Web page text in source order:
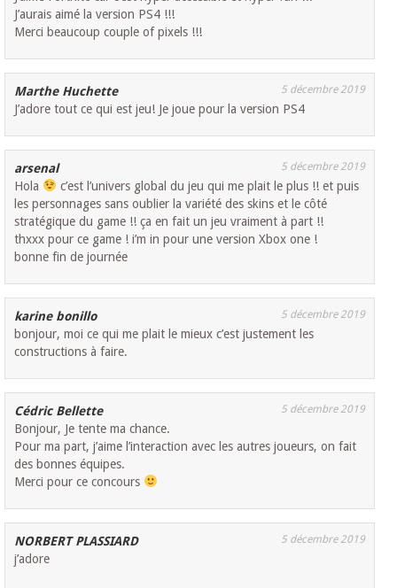
J’aurais aimé la version PS4 !!!
Merci beaucoup couple of pixels !!!
Marthe Huchette 5 décembre 2019
J’adore tout ce qui est jeu! Je joue pour la version PS4
arsenal 5 décembre 2019
Hola
c’est l’univers global du jeu qui me plait le plus !! et puis
les personnages sans oublier la variété des skins et le côté
stratégique du game !! ça en fait un jeu vraiment à part !!
thxxx pour ce game ! i’m in pour une version Xbox one !
bonne fin de journée
karine bonillo 5 décembre 2019
bonjour, moi ce qui me plait le mieux c’est justement les
constructions à faire.
Cédric Bellette 5 décembre 2019
Bonjour, Je tente ma chance.
Pour ma part, j’aime l’interaction avec les autres joueurs, on fait
des bonnes équipes.
Merci pour ce concours
NORBERT PLASSIARD 5 décembre 2019
j’adore